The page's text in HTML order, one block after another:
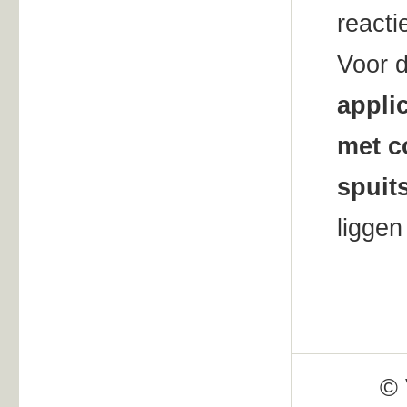
Voor
met
©